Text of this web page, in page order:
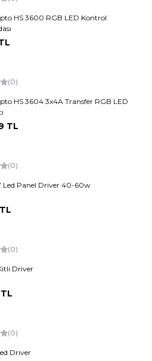
HS 3600 RGB LED Kontrol
(0)
HS 3604 3x4A Transfer RGB LED
TL
(0)
Led Panel Driver 40-60w
TL
(0)
Driver
TL
(0)
Driver